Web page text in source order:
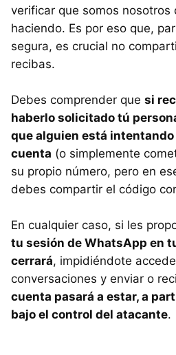
verificar que somos nosotros
haciendo. Es por eso que,
segura, es crucial no
recibas.
Debes comprender que si
haberlo solicitado tú
que alguien está
cuenta (o simplemente
su propio número, pero en
debes compartir el código
En cualquier caso, si les
tu sesión de WhatsApp en
cerrará, impidiéndote
conversaciones y enviar o
cuenta pasará a estar, a
bajo el control del atacante.